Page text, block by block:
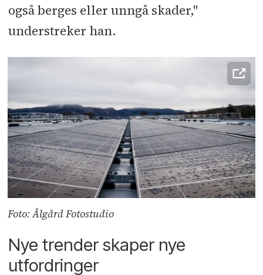
også berges eller unngå skader,"
understreker han.
Foto: Ålgård Fotostudio
Nye trender skaper nye
utfordringer